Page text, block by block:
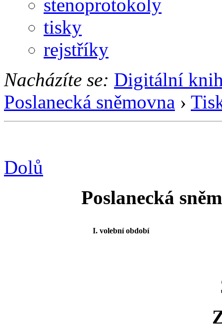
stenoprotokoly
tisky
rejstříky
Nacházíte se: Digitální
Poslanecká sněmovna ›
Dolů
Poslanecká
I. volební období